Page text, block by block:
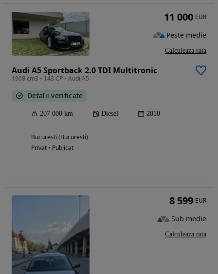
Audi A5 Sportback 2.0 TDI Multitronic
1968 cm3 • 143 CP • Audi A5
Detalii verificate
207 000 km Diesel 2010
Bucuresti (Bucuresti)
Privat • Publicat
11 000 EUR
Peste medie
Calculeaza rata
8 599 EUR
Sub medie
Calculeaza rata